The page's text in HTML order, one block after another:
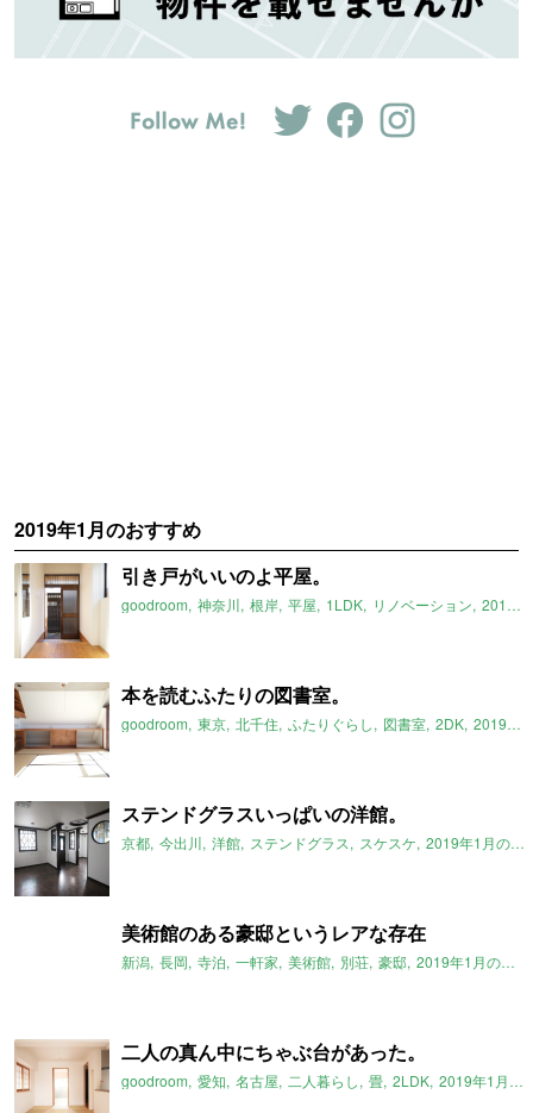
2019年1月のおすすめ
引き戸がいいのよ平屋。
goodroom 神奈川 根岸 平屋 1LDK リノベーション 2019年1月のおすすめ
本を読むふたりの図書室。
goodroom 東京 北千住 ふたりぐらし 図書室 2DK 2019年1月のおすすめ
ステンドグラスいっぱいの洋館。
京都 今出川 洋館 ステンドグラス スケスケ 2019年1月のおすすめ
美術館のある豪邸というレアな存在
新潟 長岡 寺泊 一軒家 美術館 別荘 豪邸 2019年1月のおすすめ
二人の真ん中にちゃぶ台があった。
goodroom 愛知 名古屋 二人暮らし 畳 2LDK 2019年1月のおすすめ